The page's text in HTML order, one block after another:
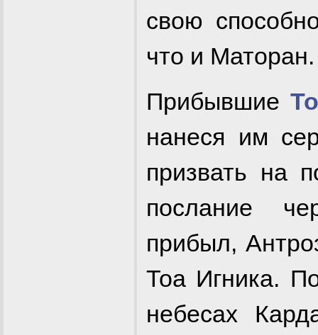
свою
что и Маторан.
Прибывшие
нанеся им
призвать на
послание
прибыл,
Тоа Игника.
небесах